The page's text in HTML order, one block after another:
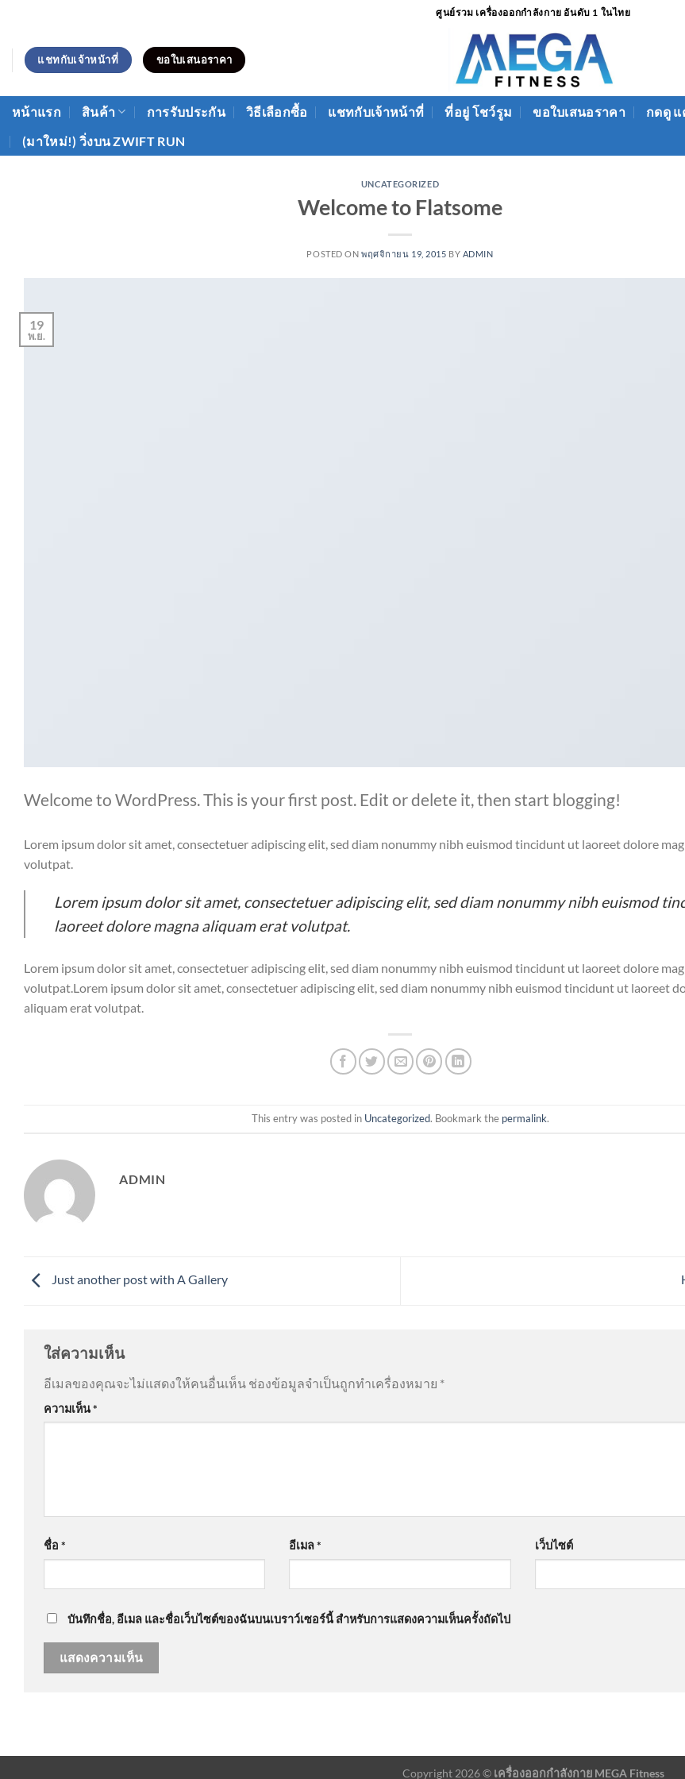
ยัง
เนื้อหา
ศูนย์รวม เครื่องออกกำลังกาย อันดับ 1 ในไทย
แชทกับเจ้าหน้าที่ ขอใบเสนอราคา
หน้าแรก สินค้า การรับประกัน วิธีเลือกซื้อ แชทกับเจ้าหน้าที่ ที่อยู่ โชว์รูม ขอใบเสนอราคา กดดู
(มาใหม่!) วิ่งบน ZWIFT RUN
UNCATEGORIZED
Welcome to Flatsome
POSTED ON พฤศจิกายน 19, 2015 BY ADMIN
19
พ.ย.
Welcome to WordPress. This is your first post. Edit or delete it, then start blogging!
Lorem ipsum dolor sit amet, consectetuer adipiscing elit, sed diam nonummy nibh euismod tincidunt ut laoreet dolore
volutpat.
Lorem ipsum dolor sit amet, consectetuer adipiscing elit, sed diam nonummy nibh euismod
laoreet dolore magna aliquam erat volutpat.
Lorem ipsum dolor sit amet, consectetuer adipiscing elit, sed diam nonummy nibh euismod tincidunt ut laoreet dolore
volutpat.Lorem ipsum dolor sit amet, consectetuer adipiscing elit, sed diam nonummy nibh euismod tincidunt ut laoreet
aliquam erat volutpat.
This entry was posted in Uncategorized. Bookmark the permalink.
ADMIN
Just another post with A Gallery
ใส่ความเห็น
อีเมลของคุณจะไม่แสดงให้คนอื่นเห็น ช่องข้อมูลจำเป็นถูกทำเครื่องหมาย *
ความเห็น*
ชื่อ * อีเมล* เว็บไซต์
บันทึกชื่อ, อีเมล และชื่อเว็บไซต์ของฉันบนเบราว์เซอร์นี้ สำหรับการแสดงความเห็นครั้งถัดไป
Copyright 2026 © เครื่องออกกำลังกาย MEGA Fitness